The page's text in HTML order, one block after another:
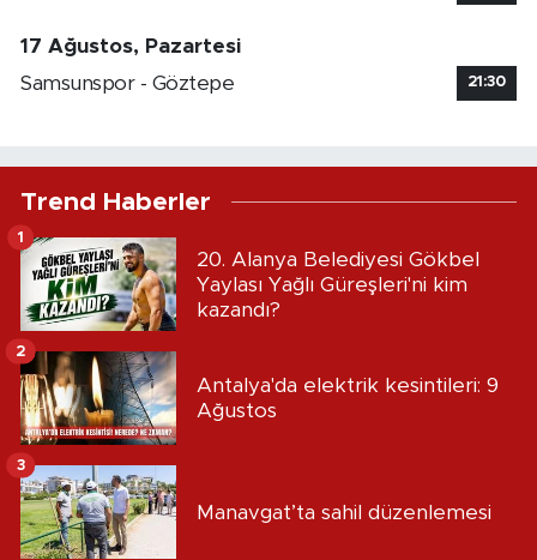
17 Ağustos, Pazartesi
Samsunspor - Göztepe
21:30
Trend Haberler
20. Alanya Belediyesi Gökbel
Yaylası Yağlı Güreşleri'ni kim
kazandı?
1
Antalya'da elektrik kesintileri: 9
Ağustos
2
Manavgat’ta sahil düzenlemesi
3